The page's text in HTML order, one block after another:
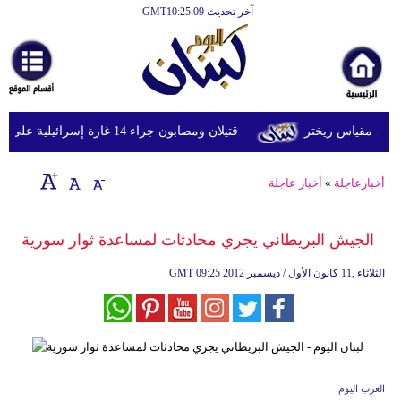
آخر تحديث GMT10:25:09
أخبارعاجلة
رياضة
ثقافة
إقتصاد
وموسيقى
وتغذية
قتيلان ومصابون جراء 14 غارة إسرائيلية على شرق وجنوب لبنان
أخبارعاجلة » أخبار عاجلة
الجيش البريطاني يجري محادثات لمساعدة ثوار سورية
GMT 09:25 2012 الثلاثاء ,11 كانون الأول / ديسمبر
العرب اليوم